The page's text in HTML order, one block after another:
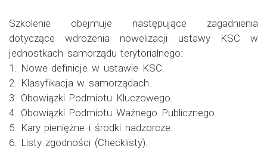
Szkolenie obejmuje następujące zagadnienia
dotyczące wdrożenia nowelizacji ustawy KSC w
jednostkach samorządu terytorialnego:
1. Nowe definicje w ustawie KSC.
2. Klasyfikacja w samorządach.
3. Obowiązki Podmiotu Kluczowego.
4. Obowiązki Podmiotu Ważnego Publicznego.
5. Kary pieniężne i środki nadzorcze.
6. Listy zgodności (Checklisty).